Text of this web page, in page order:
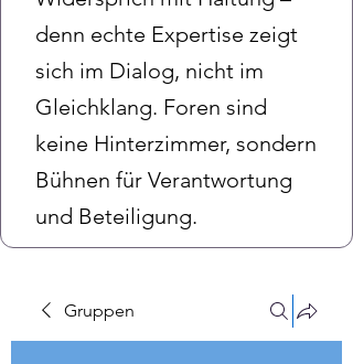
denn echte Expertise zeigt
sich im Dialog, nicht im
Gleichklang. Foren sind
keine Hinterzimmer, sondern
Bühnen für Verantwortung
und Beteiligung.
Gruppen